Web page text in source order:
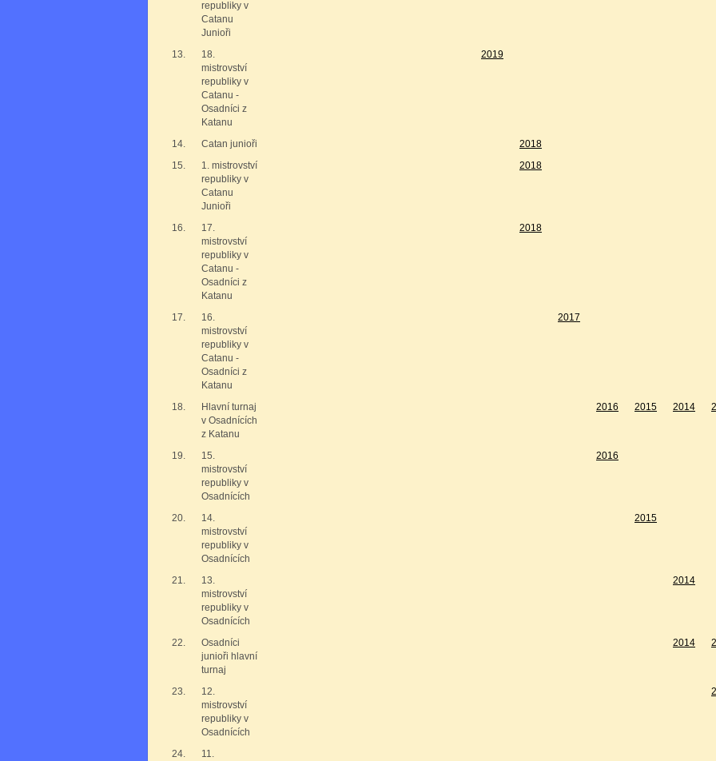
republiky v
Catanu
Junioři
13.
18.
mistrovství
republiky v
Catanu -
Osadníci z
Katanu
2019
14. Catan junioři
2018
15.
1. mistrovství
republiky v
Catanu
Junioři
2018
16.
17.
mistrovství
republiky v
Catanu -
Osadníci z
Katanu
2018
17.
16.
mistrovství
republiky v
Catanu -
Osadníci z
Katanu
2017
18.
Hlavní turnaj
v Osadnících
z Katanu
2016 2015 2014
19.
15.
mistrovství
republiky v
Osadnících
2016
20.
14.
mistrovství
republiky v
Osadnících
2015
21.
13.
mistrovství
republiky v
Osadnících
2014
22.
Osadníci
junioři hlavní
turnaj
2014
23.
12.
mistrovství
republiky v
Osadnících
24.
11.